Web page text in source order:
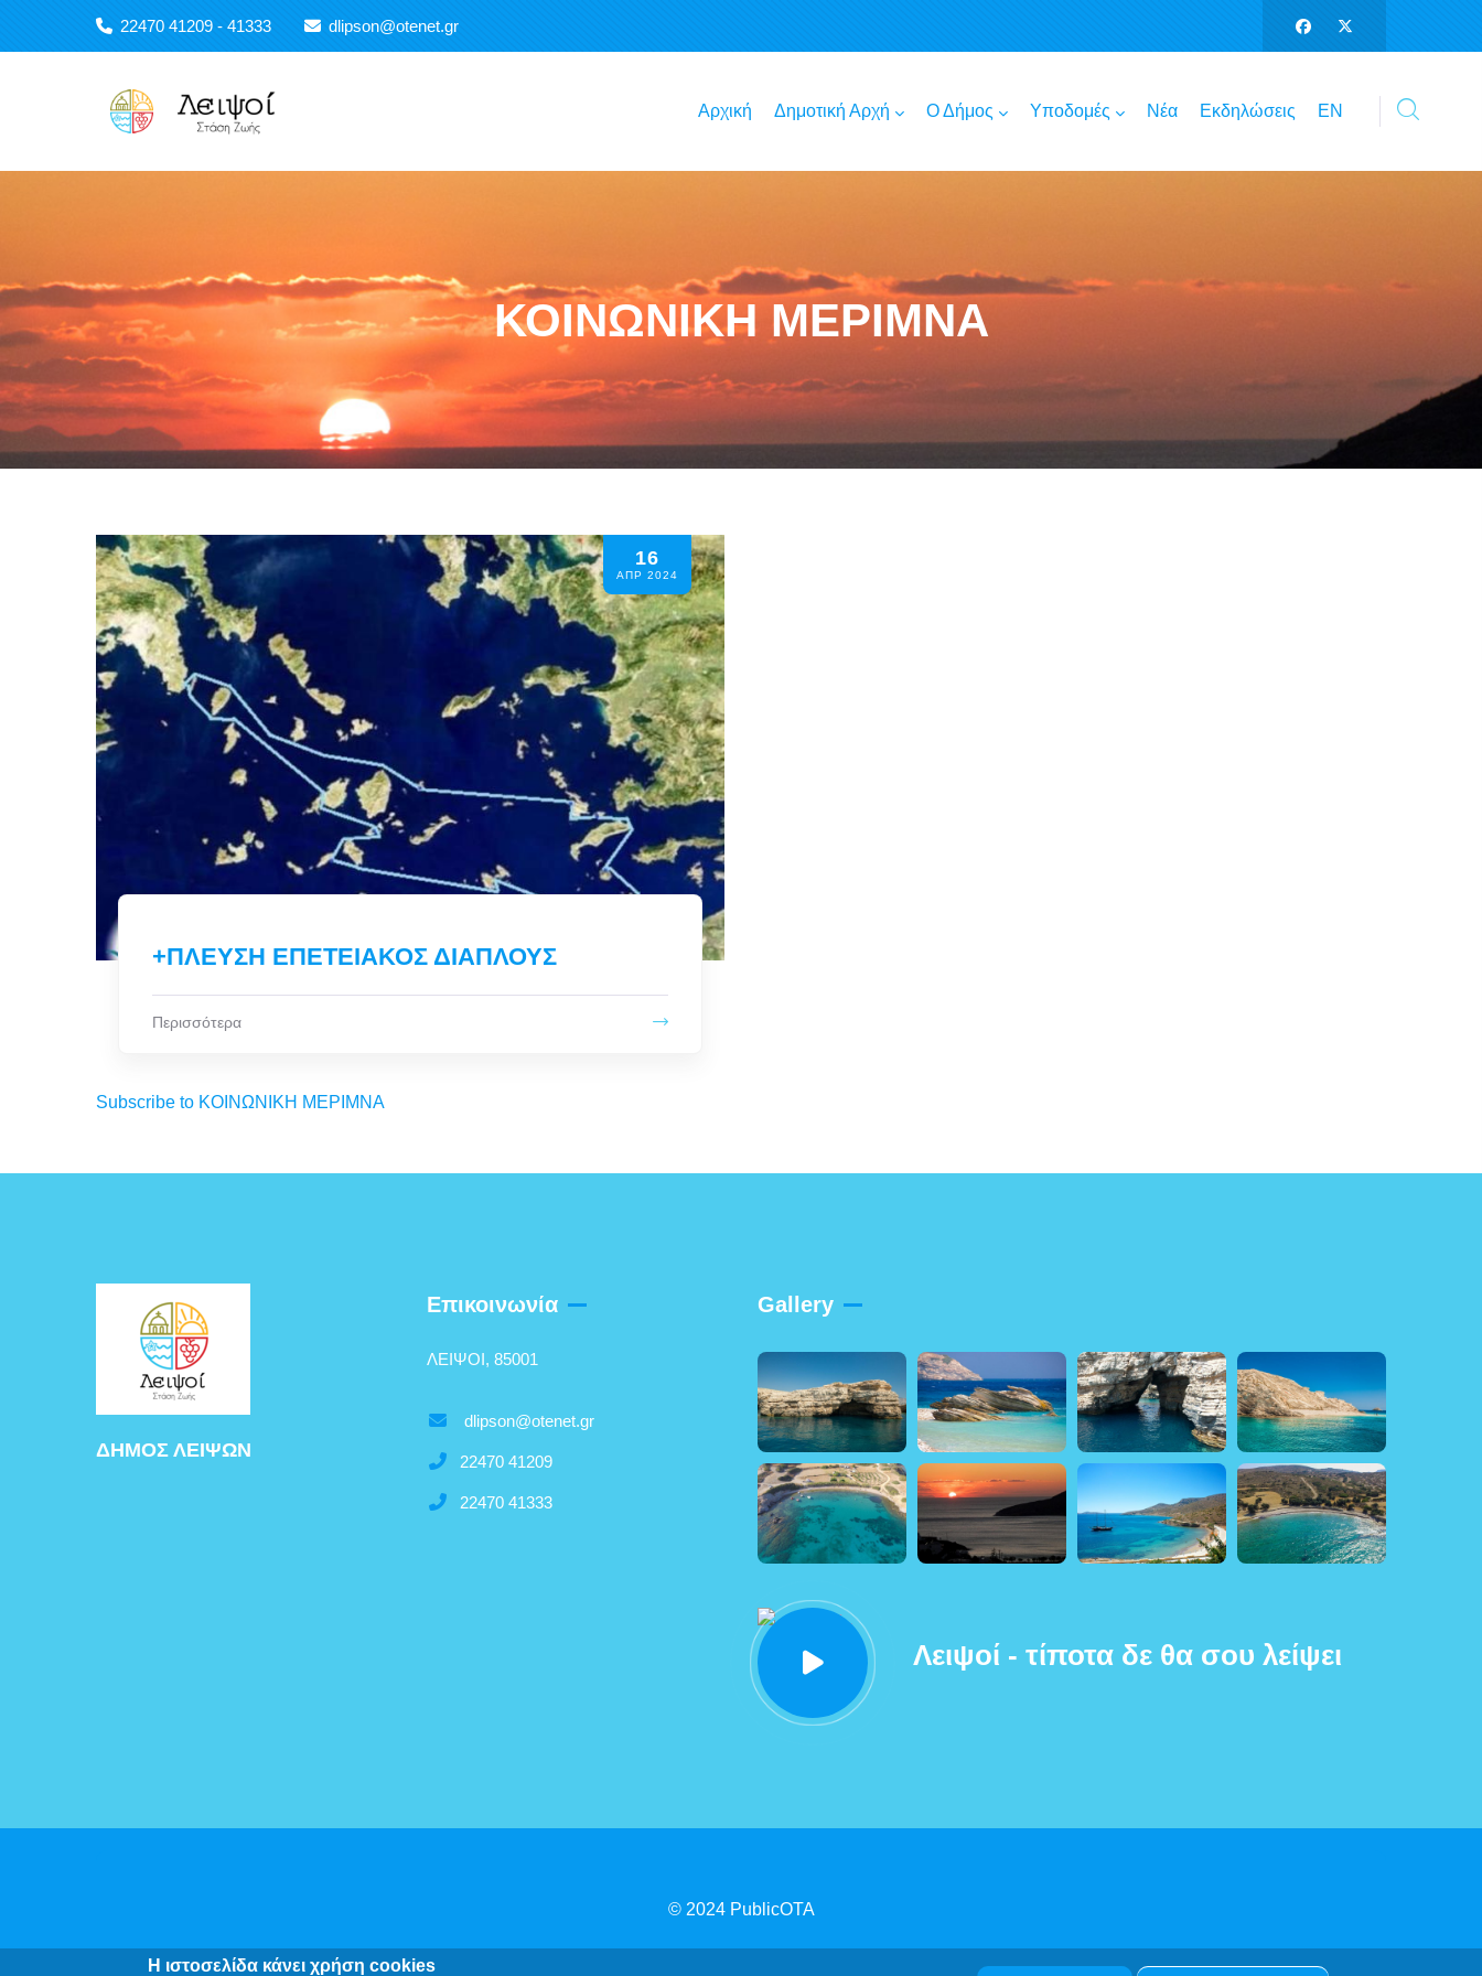
Παράκαμψη προς το κυρίως περιεχόμενο
22470 41209 - 41333 dlipson@otenet.gr
Αρχική Δημοτική Αρχή Ο Δήμος Υποδομές Νέα Εκδηλώσεις ΕΝ
ΚΟΙΝΩΝΙΚΗ ΜΕΡΙΜΝΑ
16
ΑΠΡ 2024
+ΠΛΕΥΣΗ ΕΠΕΤΕΙΑΚΟΣ ΔΙΑΠΛΟΥΣ
Περισσότερα
Subscribe to ΚΟΙΝΩΝΙΚΗ ΜΕΡΙΜΝΑ
ΔΗΜΟΣ ΛΕΙΨΩΝ
Επικοινωνία
ΛΕΙΨΟΙ, 85001
dlipson@otenet.gr
22470 41209
22470 41333
Gallery
Λειψοί - τίποτα δε θα σου λείψει
© 2024 PublicOTA
Η ιστοσελίδα κάνει χρήση cookies